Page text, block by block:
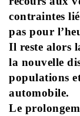
contraintes
pas pour
Il reste alors
la nouvelle
populations
automobile.
Le